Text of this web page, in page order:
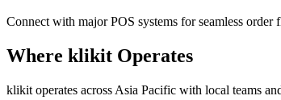
Connect with major POS systems for seamless
Where klikit Operates
klikit operates across Asia Pacific with local teams